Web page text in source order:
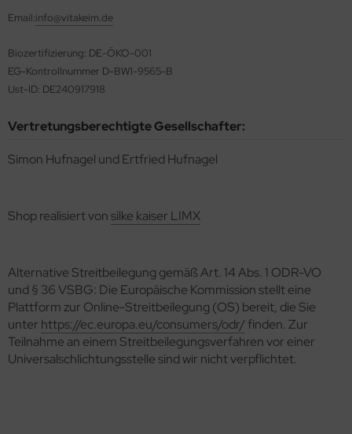
Email:info@vitakeim.de
Biozertifizierung: DE-ÖKO-001
EG-Kontrollnummer D-BW1-9565-B
Ust-ID: DE240917918
Vertretungsberechtigte Gesellschafter:
Simon Hufnagel und Ertfried Hufnagel
Shop realisiert vonsilke kaiser LIMX
Alternative Streitbeilegung gemäß Art. 14 Abs. 1 ODR-VO
und § 36 VSBG: Die Europäische Kommission stellt eine
Plattform zur Online-Streitbeilegung (OS) bereit, die Sie
unter https://ec.europa.eu/consumers/odr/finden. Zur
Teilnahme an einem Streitbeilegungsverfahren vor einer
Universalschlichtungsstelle sind wir nicht verpflichtet.
Lebensmittel, verschiedene Produkte
Kakao, Süßmittel, Kastanienmehl, Nussmus
fermentiert, unpasteurisiert (Sauerkraut,
Miso, Tamari)
, Mandel- und Sojakäse)